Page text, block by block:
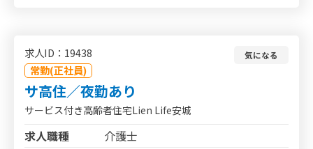
求人ID：19438
常勤(正社員)
気になる
サ高住／夜勤あり
サービス付き高齢者住宅Lien Life安城
求人職種
介護士